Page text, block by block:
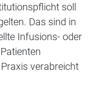
soll
Das sind in
Infusions- oder
verabreicht